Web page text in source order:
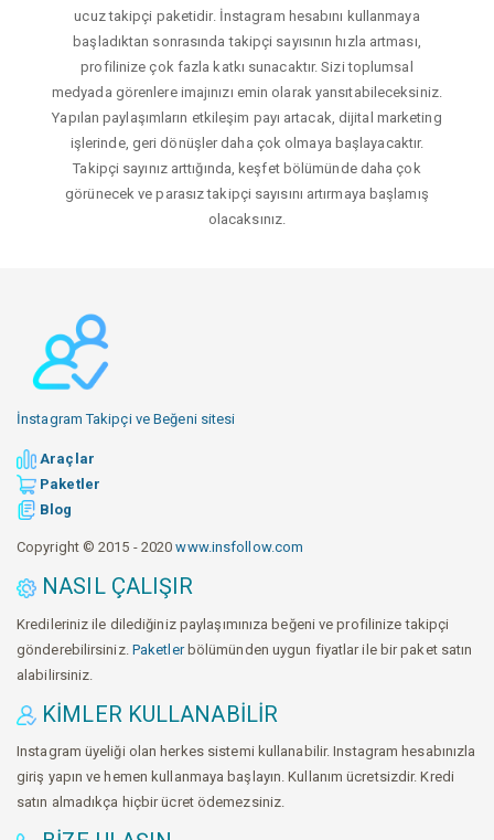
ucuz takipçi paketidir. İnstagram hesabını kullanmaya
başladıktan sonrasında takipçi sayısının hızla artması,
profilinize çok fazla katkı sunacaktır. Sizi toplumsal
medyada görenlere imajınızı emin olarak yansıtabileceksiniz.
Yapılan paylaşımların etkileşim payı artacak, dijital marketing
işlerinde, geri dönüşler daha çok olmaya başlayacaktır.
Takipçi sayınız arttığında, keşfet bölümünde daha çok
görünecek ve parasız takipçi sayısını artırmaya başlamış
olacaksınız.
İnstagram Takipçi ve Beğeni sitesi
Araçlar
Paketler
Blog
Copyright © 2015 - 2020www.insfollow.com
NASIL ÇALIŞIR
Kredileriniz ile dilediğiniz paylaşımınıza beğeni ve profilinize takipçi
gönderebilirsiniz. Paketlerbölümünden uygun fiyatlar ile bir paket satın
alabilirsiniz.
KIMLER KULLANABILIR
Instagram üyeliği olan herkes sistemi kullanabilir. Instagram hesabınızla
giriş yapın ve hemen kullanmaya başlayın. Kullanım ücretsizdir. Kredi
satın almadıkça hiçbir ücret ödemezsiniz.